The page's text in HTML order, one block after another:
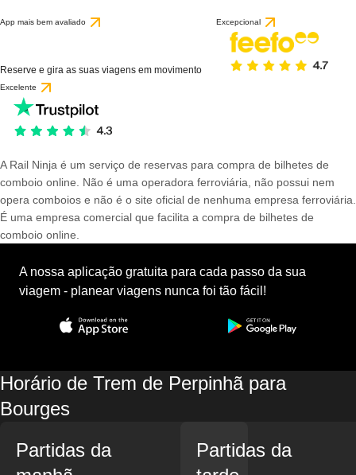
App mais bem avaliado
Reserve e gira as suas viagens em movimento
Excepcional
Excelente
A Rail Ninja é um serviço de reservas para compra de bilhetes de
comboio online. Não é uma operadora ferroviária, não possui nem
opera comboios e não é o site oficial de nenhuma empresa ferroviária.
É uma empresa comercial que facilita a compra de bilhetes de
comboio online.
A nossa aplicação gratuita para cada passo da sua
viagem - planear viagens nunca foi tão fácil!
Horário de Trem de Perpinhã para
Bourges
Partidas da
Partidas da